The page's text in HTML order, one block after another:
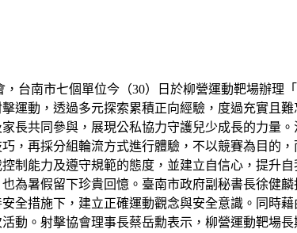
台南市七個單位今（30）日於柳營運動靶場辦理
運動，透過多元探索累積正向經驗，度過充實且
長共同參與，展現公私協力守護兒少成長的力量
，再採分組輪流方式進行體驗，不以競賽為目的
制能力及遵守規範的態度，並建立自信心，提升
為暑假留下珍貴回憶。臺南市政府副秘書長徐健
措施下，建立正確運動觀念與安全意識。同時
。射擊協會理事長蔡岳勳表示，柳營運動靶場